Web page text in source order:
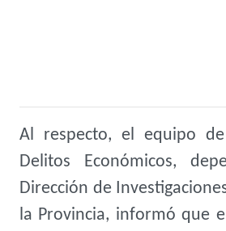
Al respecto, el equipo
Delitos Económicos,
Dirección de
la Provincia, informó que